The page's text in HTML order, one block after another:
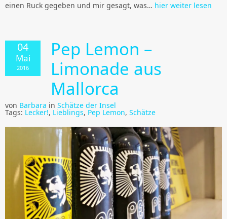
einen Ruck gegeben und mir gesagt, was… hier weiter lesen
04
Mai
2016
Pep Lemon –
Limonade aus
Mallorca
von Barbara in Schätze der Insel
Tags: Lecker!, Lieblings, Pep Lemon, Schätze